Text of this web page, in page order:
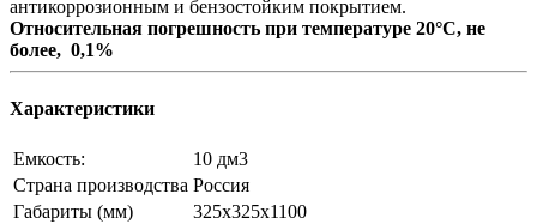
антикоррозионным и бензостойким покрытием.
Относительная погрешность при температуре 20°С, не
более, 0,1%
Характеристики
Емкость:
10 дм3
Страна производства Россия
Габариты (мм)
325х325х1100